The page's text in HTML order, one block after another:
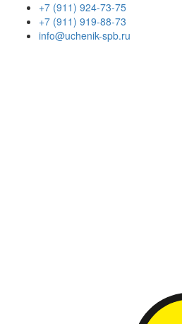
+7 (911) 924-73-75
+7 (911) 919-88-73
info@uchenik-spb.ru